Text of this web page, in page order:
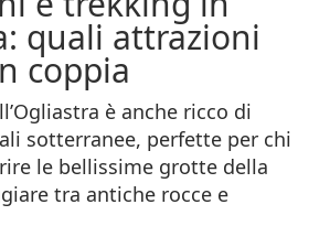
quali attrazioni
coppia
è anche ricco di
sotterranee, perfette per chi
le bellissime grotte della
tra antiche rocce e